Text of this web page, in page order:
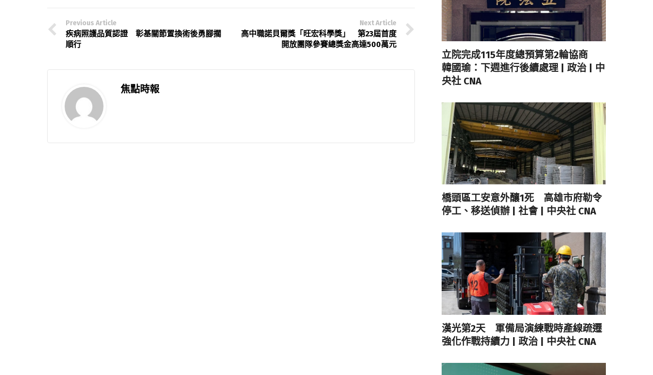
Previous Article
疾病照護品質認證 彰基關節置換術後勇腳擱
順行
Next Article
高中職諾貝爾獎「旺宏科學獎」 第23屆首度
開放團隊參賽總獎金高達500萬元
焦點時報
立院完成115年度總預算第2輪協商
韓國瑜：下週進行後續處理 | 政治 | 中
央社 CNA
橋頭區工安意外釀1死 高雄市府勒令
停工、移送偵辦 | 社會 | 中央社 CNA
漢光第2天 軍備局演練戰時產線疏遷
強化作戰持續力 | 政治 | 中央社 CNA